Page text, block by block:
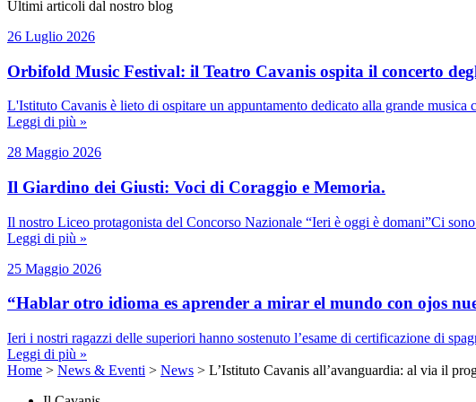
Ultimi articoli dal nostro blog
26 Luglio 2026
Orbifold Music Festival: il Teatro Cavanis ospita il concerto
L'Istituto Cavanis è lieto di ospitare un appuntamento dedicato alla grande
Leggi di più »
28 Maggio 2026
Il Giardino dei Giusti: Voci di Coraggio e Memoria.
Il nostro Liceo protagonista del Concorso Nazionale “Ieri è oggi è domani”Ci
Leggi di più »
25 Maggio 2026
“Hablar otro idioma es aprender a mirar el mundo con ojos
Ieri i nostri ragazzi delle superiori hanno sostenuto l’esame di certificazione di
Leggi di più »
Home > News & Eventi > News > L’Istituto Cavanis all’avanguardia: al via il